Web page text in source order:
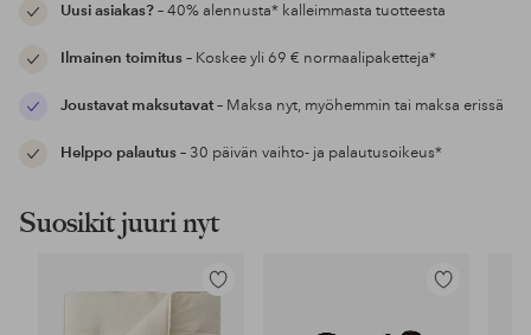
Uusi asiakas?– 40% alennusta* kalleimmasta tuotteesta
Ilmainen toimitus– Koskee yli 69 € normaalipaketteja*
Joustavat maksutavat– Maksa nyt, myöhemmin tai maksa erissä
Helppo palautus– 30 päivän vaihto- ja palautusoikeus*
Suosikit juuri nyt
Lisää
Lisää